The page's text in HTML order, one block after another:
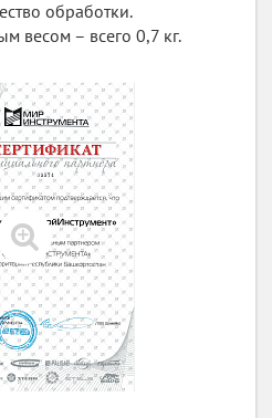
обработки.
весом – всего 0,7 кг.